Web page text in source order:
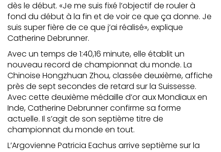
dès le début. «Je me suis fixé l’objectif de rouler à
fond du début à la fin et de voir ce que ça donne. Je
suis super fière de ce que j’ai réalisé», explique
Catherine Debrunner.
Avec un temps de 1:40,16 minute, elle établit un
nouveau record de championnat du monde. La
Chinoise Hongzhuan Zhou, classée deuxième, affiche
près de sept secondes de retard sur la Suissesse.
Avec cette deuxième médaille d’or aux Mondiaux en
Inde, Catherine Debrunner confirme sa forme
actuelle. Il s’agit de son septième titre de
championnat du monde en tout.
L’Argovienne Patricia Eachus arrive septième sur la